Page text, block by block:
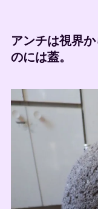
アンチは視界
のには蓋。